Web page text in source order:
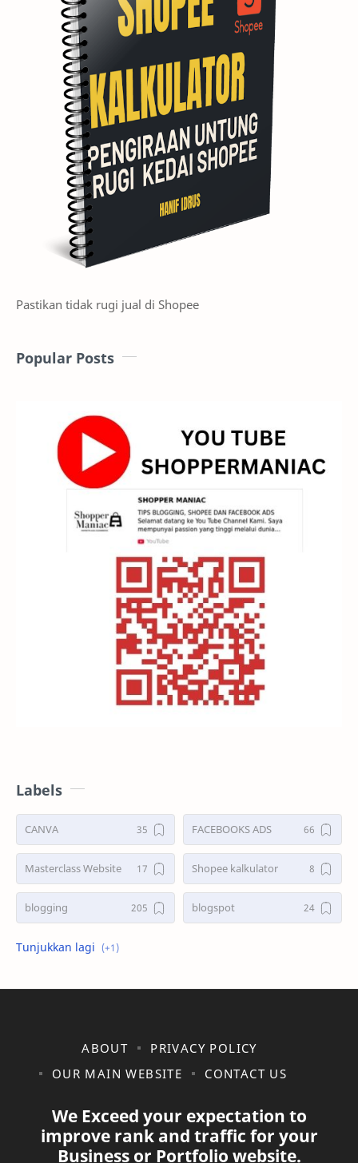
Pastikan tidak rugi jual di Shopee
Popular Posts
Labels
CANVA FACEBOOKS ADS
Masterclass Website Shopee kalkulator
blogging blogspot
shopee
ABOUT
PRIVACY POLICY
OUR MAIN WEBSITE
CONTACT US
We Exceed your expectation to
improve rank and traffic for your
Business or Portfolio website.